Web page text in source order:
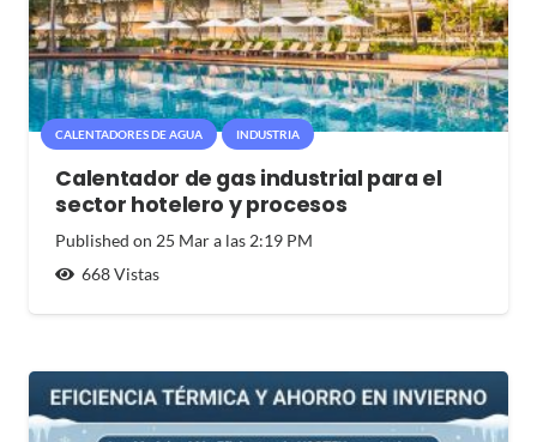
CALENTADORES DE AGUA INDUSTRIA
Calentador de gas industrial para el
sector hotelero y procesos
Published on 25 Mar a las 2:19 PM
668Vistas